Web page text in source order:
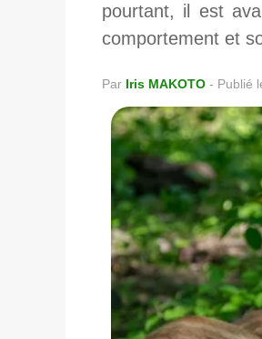
pourtant, il est
comportement et
Par Iris MAKOTO - Publié